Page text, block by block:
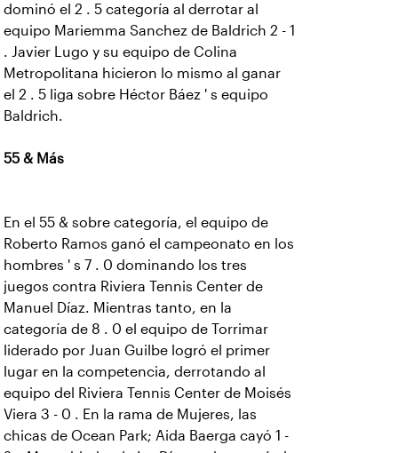
dominó el 2 . 5 categoría al derrotar al
equipo Mariemma Sanchez de Baldrich 2 - 1
. Javier Lugo y su equipo de Colina
Metropolitana hicieron lo mismo al ganar
el 2 . 5 liga sobre Héctor Báez ' s equipo
Baldrich.
55 & Más
En el 55 & sobre categoría, el equipo de
Roberto Ramos ganó el campeonato en los
hombres ' s 7 . 0 dominando los tres
juegos contra Riviera Tennis Center de
Manuel Díaz. Mientras tanto, en la
categoría de 8 . 0 el equipo de Torrimar
liderado por Juan Guilbe logró el primer
lugar en la competencia, derrotando al
equipo del Riviera Tennis Center de Moisés
Viera 3 - 0 . En la rama de Mujeres, las
chicas de Ocean Park; Aida Baerga cayó 1 -